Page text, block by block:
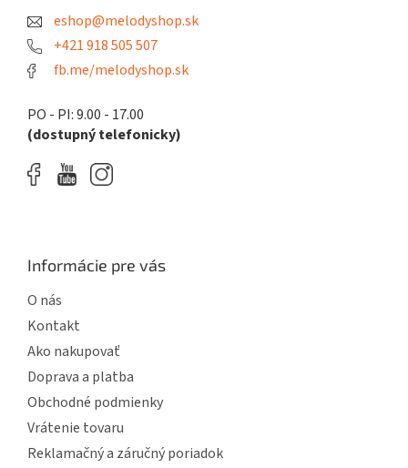
eshop@melodyshop.sk
+421 918 505 507
fb.me/melodyshop.sk
PO - PI: 9.00 - 17.00
(dostupný telefonicky)
Informácie pre vás
O nás
Kontakt
Ako nakupovať
Doprava a platba
Obchodné podmienky
Vrátenie tovaru
Reklamačný a záručný poriadok